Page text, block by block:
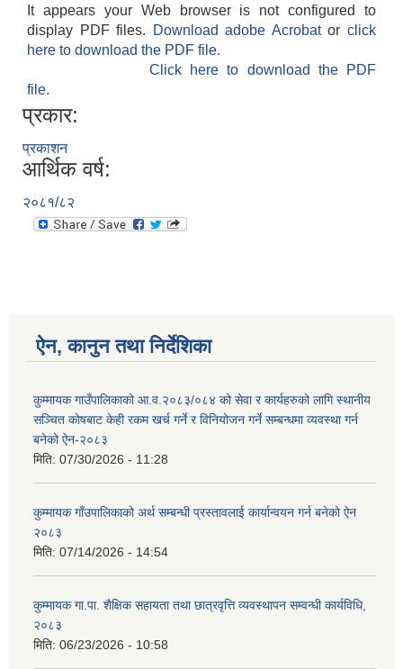
It appears your Web browser is not configured to
display PDF files.
Download adobe Acrobatorclick
here to download the PDF file.
Click here to download the PDF
file.
प्रकार:
प्रकाशन
आर्थिक वर्ष:
२०८१/८२
ऐन, कानुन तथा निर्देशिका
कुम्मायक गाउँपालिकाको आ.व.२०८३/०८४ को सेवा र कार्यहरुको लागि स्थानीय
सञ्चित कोषबाट केही रकम खर्च गर्ने र विनियोजन गर्ने सम्बन्धमा व्यवस्था गर्न
बनेको ऐन-२०८३
मिति: 07/30/2026 - 11:28
कुम्मायक गाँउपालिकाको अर्थ सम्बन्धी प्रस्तावलाई कार्यान्वयन गर्न बनेको ऐन
२०८३
मिति: 07/14/2026 - 14:54
कुम्मायक गा.पा. शैक्षिक सहायता तथा छात्रवृत्ति व्यवस्थापन सम्वन्धी कार्यविधि,
२०८३
मिति: 06/23/2026 - 10:58